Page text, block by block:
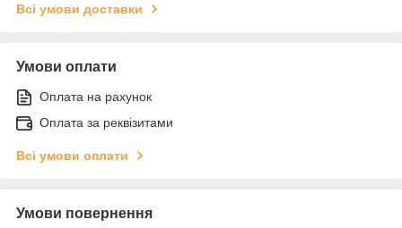
Всі умови доставки
Умови оплати
Оплата на рахунок
Оплата за реквізитами
Всі умови оплати
Умови повернення